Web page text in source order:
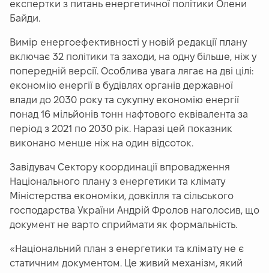
експертки з питань енергетичної політики Олени
Байди.
Вимір енергоефективності у новій редакції плану
включає 32 політики та заходи, на одну більше, ніж у
попередній версії. Особлива увага лягає на дві цілі:
економію енергії в будівлях органів державної
влади до 2030 року та сукупну економію енергії
понад 16 мільйонів тонн нафтового еквівалента за
період з 2021 по 2030 рік. Наразі цей показник
виконано менше ніж на один відсоток.
Завідувач Сектору координації впровадження
Національного плану з енергетики та клімату
Міністерства економіки, довкілля та сільського
господарства України Андрій Фролов наголосив, що
документ не варто сприймати як формальність.
«Національний план з енергетики та клімату не є
статичним документом. Це живий механізм, який